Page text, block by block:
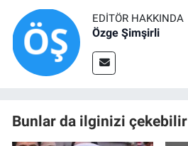
EDITÖR HAKKINDA
Özge Şimşirli
Bunlar da ilginizi çekebilir